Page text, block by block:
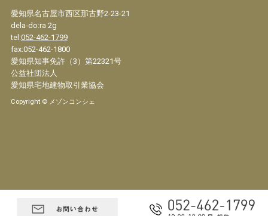
愛知県名古屋市西区那古野2-23-21
dela-do:ra 2g
tel:052-462-1799
fax:052-462-1800
愛知県知事免許（3）第22321号
公益社団法人
愛知県宅地建物取引業協会
Copyright © メゾンコンシェ